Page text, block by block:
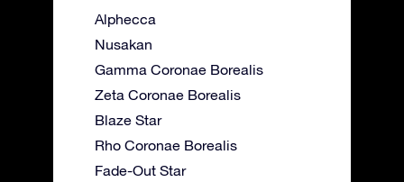
Alphecca
Nusakan
Gamma Coronae Borealis
Zeta Coronae Borealis
Blaze Star
Rho Coronae Borealis
Fade-Out Star